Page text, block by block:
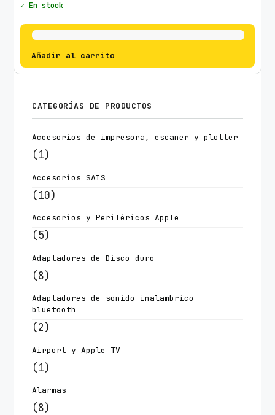
✓ En stock
Añadir al carrito
CATEGORÍAS DE PRODUCTOS
Accesorios de impresora, escaner y plotter
(1)
Accesorios SAIS
(10)
Accesorios y Periféricos Apple
(5)
Adaptadores de Disco duro
(8)
Adaptadores de sonido inalambrico
bluetooth
(2)
Airport y Apple TV
(1)
Alarmas
(8)